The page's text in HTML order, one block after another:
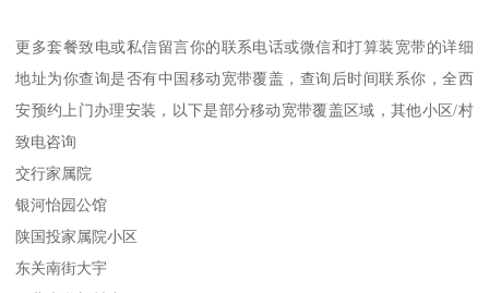
更多套餐致电或私信留言你的联系电话或微信和打算装宽带的详细
地址为你查询是否有中国移动宽带覆盖，查询后时间联系你，全西
安预约上门办理安装，以下是部分移动宽带覆盖区域，其他小区/村
致电咨询
交行家属院
银河怡园公馆
陕国投家属院小区
东关南街大宇